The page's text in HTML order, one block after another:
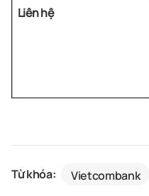
Liên hệ
Từ khóa: Vietcombank